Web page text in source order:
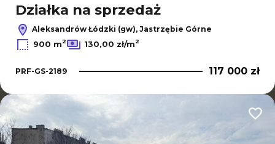
Działka na sprzedaż
Aleksandrów Łódzki (gw), Jastrzębie Górne
900 m2 130,00 zł/m2
PRF-GS-2189 117 000 zł